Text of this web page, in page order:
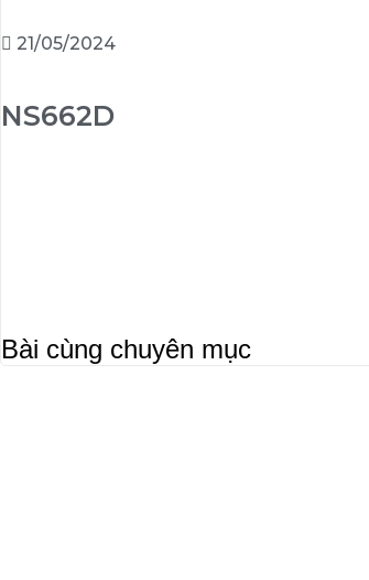
21/05/2024
NS662D
Bài cùng chuyên mục